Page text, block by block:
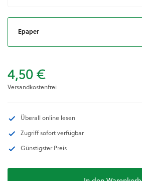
Epaper
4,50 €
Versandkostenfrei
Überall online lesen
Zugriff sofort verfügbar
Günstigster Preis